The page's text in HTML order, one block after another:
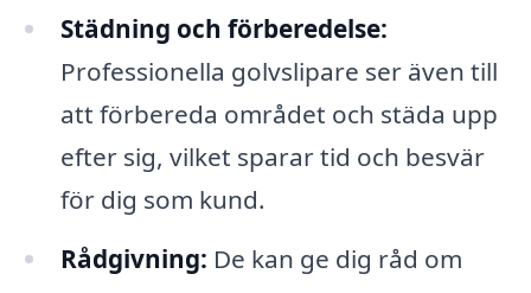
Städning och förberedelse:
Professionella golvslipare ser även till
att förbereda området och städa upp
efter sig, vilket sparar tid och besvär
för dig som kund.
Rådgivning: De kan ge dig råd om